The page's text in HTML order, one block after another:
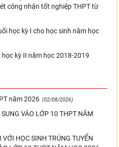
công nhận tốt nghiệp THPT từ
học kỳ I cho học sinh năm học
kỳ II năm học 2018-2019
năm 2026 (02/08/2026)
VÀO LỚP 10 THPT NĂM
HỌC SINH TRÚNG TUYỂN